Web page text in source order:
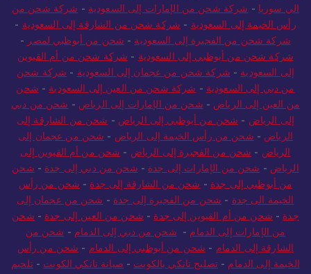
الي سوريا - شركة شحن من الإمارات إلى السعودية - شركة شحن من
رأس الخيمة إلى السعودية - شركة شحن من الشارقة إلى السعودية -
شركة شحن من الفجيرة إلى السعودية - شحن من أبوظبي لمصر -
شركة شحن من أبوظبي إلى السعودية - شركة شحن من أم القيوين
إلى السعودية - شركة شحن من عجمان إلى السعودية - شركة شحن
من دبي إلى السعودية - شركة شحن من العين إلى السعودية - شحن
من العين إلى الرياض - شحن من الإمارات إلى الرياض - شحن من دبي
إلى الرياض - شحن من أبوظبي إلى الرياض - شحن من الشارقة إلى
الرياض - شحن من رأس الخيمة إلى الرياض - شحن من عجمان إلى
الرياض - شحن من الفجيرة إلى الرياض - شحن من أم القيوين إلى
الرياض - شحن من الإمارات إلى جدة - شحن من دبي إلى جدة - شحن
من أبوظبي إلى جدة - شحن من الشارقة إلى جدة - شحن من رأس
الخيمة الى جدة - شحن من الفجيرة إلى جدة - شحن من عجمان إلى
جدة - شحن من أم القيوين إلى جدة - شحن من العين إلى جدة - شحن
من الإمارات إلى الدمام - شحن من دبي إلى الدمام - شحن من
الشارقة إلى الدمام - شحن من أبوظبي إلى الدمام - شحن من رأس
الخيمة إلى الدمام -تصليح تانكي بالكويت - صيانة تانكي الكويت -تلحيم